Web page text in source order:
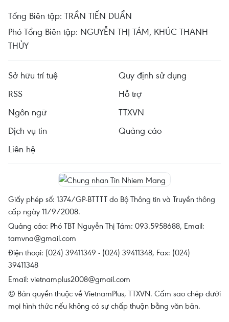
Tổng Biên tập: TRẦN TIẾN DUẨN
Phó Tổng Biên tập: NGUYỄN THỊ TÁM, KHÚC THANH
THỦY
Sở hữu trí tuệ
Quy định sử dụng
RSS
Hỗ trợ
Ngôn ngữ
TTXVN
Dịch vụ tin
Quảng cáo
Liên hệ
Giấy phép số: 1374/GP-BTTTT do Bộ Thông tin và Truyền thông
cấp ngày 11/9/2008.
Quảng cáo: Phó TBT Nguyễn Thị Tám: 093.5958688, Email:
tamvna@gmail.com
Điện thoại: (024) 39411349 - (024) 39411348, Fax: (024)
39411348
Email: vietnamplus2008@gmail.com
© Bản quyền thuộc về VietnamPlus, TTXVN. Cấm sao chép dưới
mọi hình thức nếu không có sự chấp thuận bằng văn bản.